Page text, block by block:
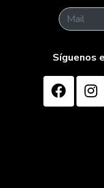
Síguenos